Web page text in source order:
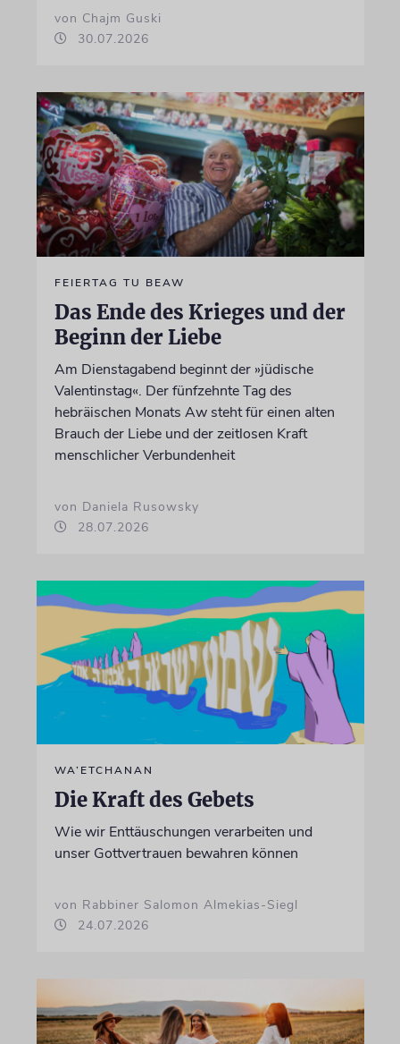
von Chajm Guski
30.07.2026
FEIERTAG TU BEAW
Das Ende des Krieges und der
Beginn der Liebe
Am Dienstagabend beginnt der »jüdische
Valentinstag«. Der fünfzehnte Tag des
hebräischen Monats Aw steht für einen alten
Brauch der Liebe und der zeitlosen Kraft
menschlicher Verbundenheit
von Daniela Rusowsky
28.07.2026
WA’ETCHANAN
Die Kraft des Gebets
Wie wir Enttäuschungen verarbeiten und
unser Gottvertrauen bewahren können
von Rabbiner Salomon Almekias-Siegl
24.07.2026